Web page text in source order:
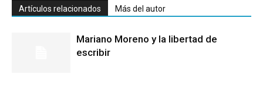
Artículos relacionados Más del autor
Mariano Moreno y la libertad de
escribir